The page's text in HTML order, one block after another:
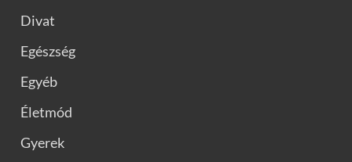
Divat
Egészség
Egyéb
Életmód
Gyerek